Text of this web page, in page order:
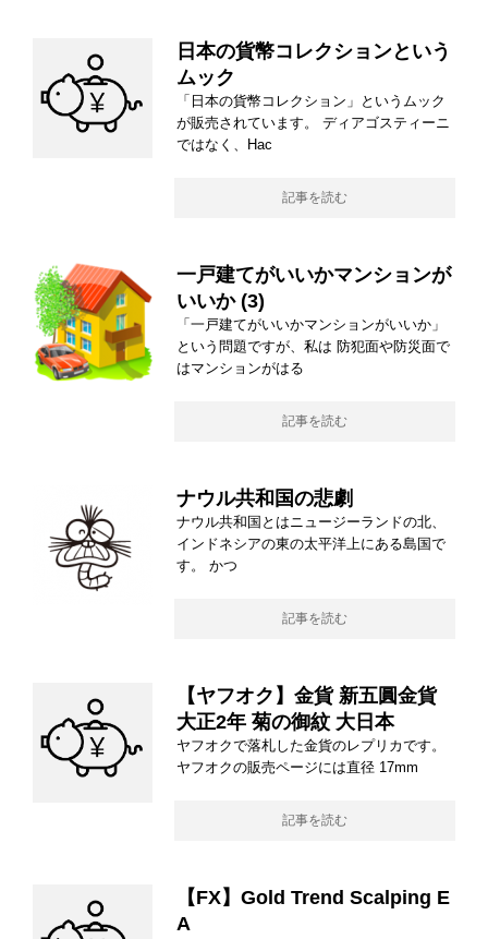
日本の貨幣コレクションという
ムック
「日本の貨幣コレクション」というムック
が販売されています。 ディアゴスティーニ
ではなく、Hac
記事を読む
一戸建てがいいかマンションが
いいか (3)
「一戸建てがいいかマンションがいいか」
という問題ですが、私は 防犯面や防災面で
はマンションがはる
記事を読む
ナウル共和国の悲劇
ナウル共和国とはニュージーランドの北、
インドネシアの東の太平洋上にある島国で
す。 かつ
記事を読む
【ヤフオク】金貨 新五圓金貨
大正2年 菊の御紋 大日本
ヤフオクで落札した金貨のレプリカです。
ヤフオクの販売ページには直径 17mm
記事を読む
【FX】Gold Trend Scalping E
A